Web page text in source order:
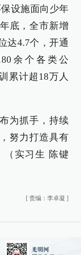
设施面向少年
底，全市新增
达4.7个，开通
余个各类公
累计超18万人
为抓手，持续
努力打造具有
（实习生 陈键
[ 责编：李卓凝 ]